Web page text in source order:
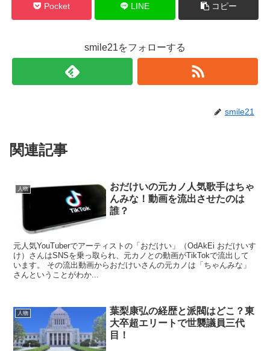
Pocket LINE コピー
smile21をフォローする
smile21
関連記事
人物
おだけいの元カノ人気歌手はちゃ
んみな！動画を流出させたのは
誰？
元人気YouTuberでアーティストの「おだけい」（OdAkEi おだけいす
け）さんはSNSを乗っ取られ、元カノとの動画がTikTokで流出して
います。 その流出動画からおだけいさんの元カノは「ちゃんみな」
さんということがわか...
人物
葉梨康弘の経歴と派閥はどこ？東
大卒超エリートで世襲議員三代
目！